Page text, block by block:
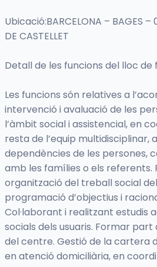
Ubicació:BARCELONA – BAGES –
DE CASTELLET
Detall de les funcions del lloc de
Les funcions són relatives a
intervenció i avaluació de les
l’àmbit social i assistencial, en
resta de l’equip multidisciplinar,
dependències de les persones,
amb les famílies o els referents.
organització del treball social
programació d’objectius i
Col·laborant i realitzant estudis
socials dels usuaris. Formar
del centre. Gestió de la cartera
en atenció domiciliària, en